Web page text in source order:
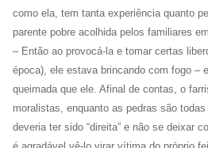
como ela, tem tanta experiência quanto
parente pobre acolhida pelos familiares
– Então ao provocá-la e tomar certas
época), ele estava brincando com fogo –
queimada que ele. Afinal de contas, o
moralistas, enquanto as pedras são
deveria ter sido “direita” e não se deixar